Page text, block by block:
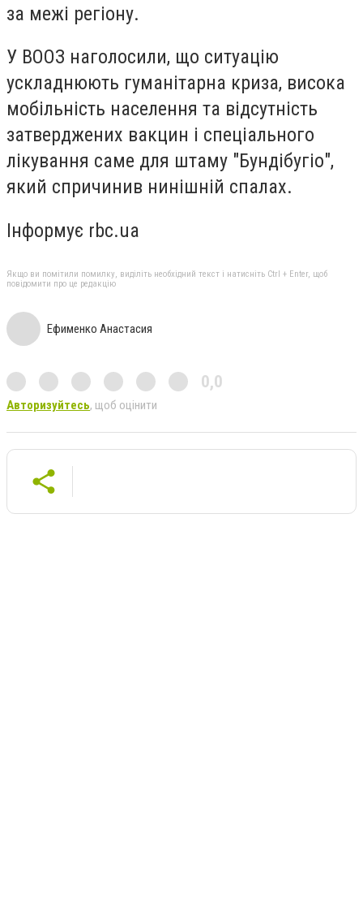
за межі регіону.
У ВООЗ наголосили, що ситуацію
ускладнюють гуманітарна криза, висока
мобільність населення та відсутність
затверджених вакцин і спеціального
лікування саме для штаму "Бундібугіо",
який спричинив нинішній спалах.
Інформує rbc.ua
Якщо ви помітили помилку, виділіть необхідний текст і натисніть Ctrl + Enter, щоб
повідомити про це редакцію
Ефименко Анастасия
0,0
Авторизуйтесь, щоб оцінити